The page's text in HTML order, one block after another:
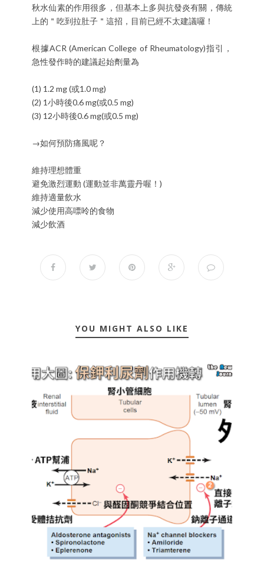
秋水仙素的作用很多，但基本上多與抗發炎有關，傳統
上的＂吃到拉肚子＂這招，目前已經不太建議囉！
根據ACR (American College of Rheumatology)指引，
急性發作時的建議起始劑量為
(1) 1.2 mg (或1.0 mg)
(2) 1小時後0.6 mg(或0.5 mg)
(3) 12小時後0.6 mg(或0.5 mg)
→如何預防痛風呢？
維持理想體重
避免激烈運動 (運動並非萬靈丹喔！)
維持適量飲水
減少使用高嘌呤的食物
減少飲酒
YOU MIGHT ALSO LIKE